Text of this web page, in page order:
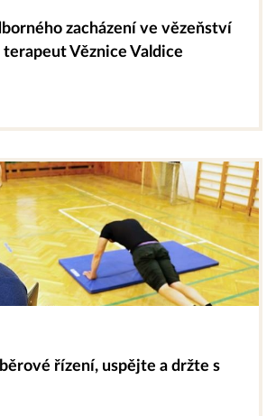
zacházení ve vězeňství
Věznice Valdice
řízení, uspějte a držte s